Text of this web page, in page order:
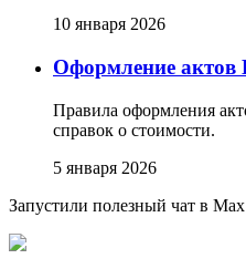
10 января 2026
Оформление
Правила оформления
справок о стоимости.
5 января 2026
Запустили полезный чат в Max